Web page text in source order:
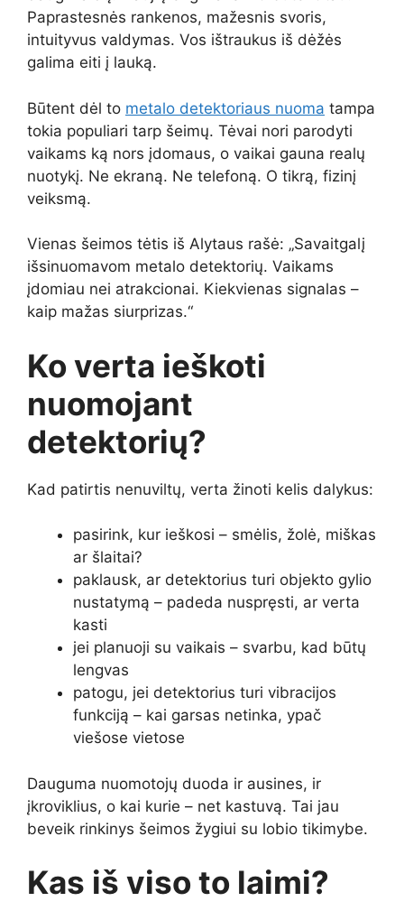
Paprastesnės rankenos, mažesnis svoris,
intuityvus valdymas. Vos ištraukus iš dėžės
galima eiti į lauką.
Būtent dėl to metalo detektoriaus nuoma tampa
tokia populiari tarp šeimų. Tėvai nori parodyti
vaikams ką nors įdomaus, o vaikai gauna realų
nuotykį. Ne ekraną. Ne telefoną. O tikrą, fizinį
veiksmą.
Vienas šeimos tėtis iš Alytaus rašė: „Savaitgalį
išsinuomavom metalo detektorių. Vaikams
įdomiau nei atrakcionai. Kiekvienas signalas –
kaip mažas siurprizas.“
Ko verta ieškoti
nuomojant
detektorių?
Kad patirtis nenuviltų, verta žinoti kelis dalykus:
pasirink, kur ieškosi – smėlis, žolė, miškas
ar šlaitai?
paklausk, ar detektorius turi objekto gylio
nustatymą – padeda nuspręsti, ar verta
kasti
jei planuoji su vaikais – svarbu, kad būtų
lengvas
patogu, jei detektorius turi vibracijos
funkciją – kai garsas netinka, ypač
viešose vietose
Dauguma nuomotojų duoda ir ausines, ir
įkroviklius, o kai kurie – net kastuvą. Tai jau
beveik rinkinys šeimos žygiui su lobio tikimybe.
Kas iš viso to laimi?